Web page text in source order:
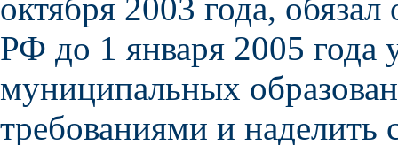
октября 2003 года, обязал
РФ до 1 января 2005 года
муниципальных
требованиями и наделить